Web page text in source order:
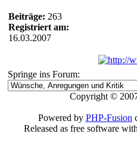
Beiträge: 263
Registriert am:
16.03.2007
Springe ins Forum:
Copyright ©
Powered by PHP-Fusion
Released as free software